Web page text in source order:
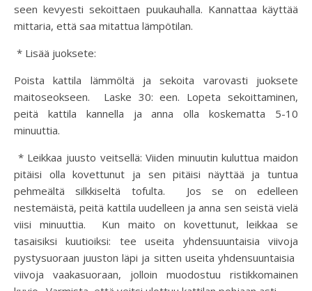
seen kevyesti sekoittaen puukauhalla. Kannattaa käyttää
mittaria, että saa mitattua lämpötilan.
* Lisää juoksete:
Poista kattila lämmöltä ja sekoita varovasti juoksete
maitoseokseen. Laske 30: een. Lopeta sekoittaminen,
peitä kattila kannella ja anna olla koskematta 5-10
minuuttia.
* Leikkaa juusto veitsellä: Viiden minuutin kuluttua maidon
pitäisi olla kovettunut ja sen pitäisi näyttää ja tuntua
pehmeältä silkkiseltä tofulta. Jos se on edelleen
nestemäistä, peitä kattila uudelleen ja anna sen seistä vielä
viisi minuuttia. Kun maito on kovettunut, leikkaa se
tasaisiksi kuutioiksi: tee useita yhdensuuntaisia ​​viivoja
pystysuoraan juuston läpi ja sitten useita yhdensuuntaisia ​​
viivoja vaakasuoraan, jolloin muodostuu ristikkomainen